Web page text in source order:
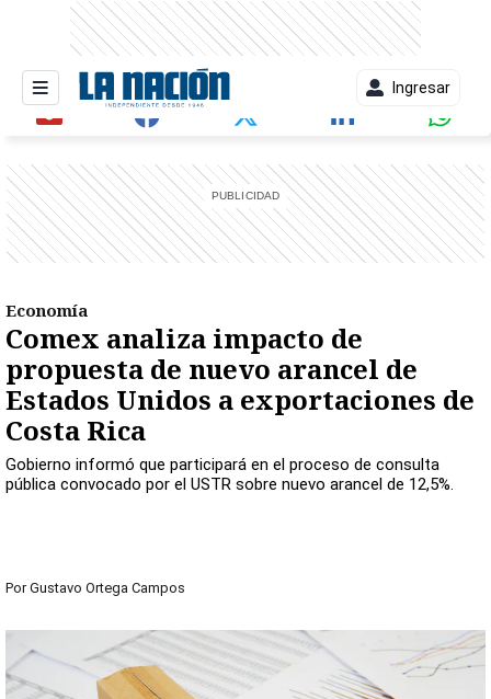
Ingresar
Economía
Comex analiza impacto de
propuesta de nuevo arancel de
Estados Unidos a exportaciones de
Costa Rica
Gobierno informó que participará en el proceso de consulta
pública convocado por el USTR sobre nuevo arancel de 12,5%.
Por Gustavo Ortega Campos